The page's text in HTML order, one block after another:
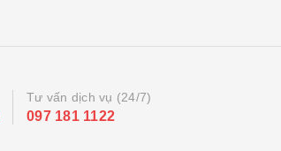
Tư vấn dịch vụ (24/7)
097 181 1122